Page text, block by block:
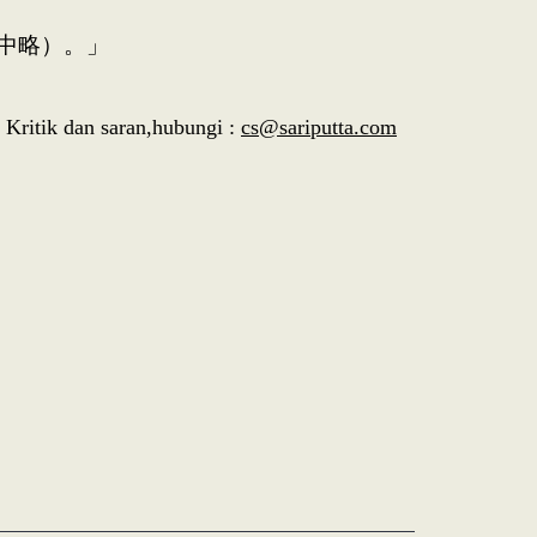
）。」
Kritik dan saran,hubungi : cs@sariputta.com